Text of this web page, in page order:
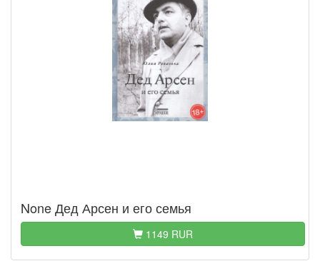
None Дед Арсен и его семья
1149 RUR